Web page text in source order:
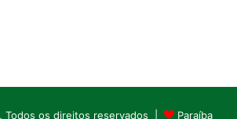
Todos os direitos reservados | Paraíba